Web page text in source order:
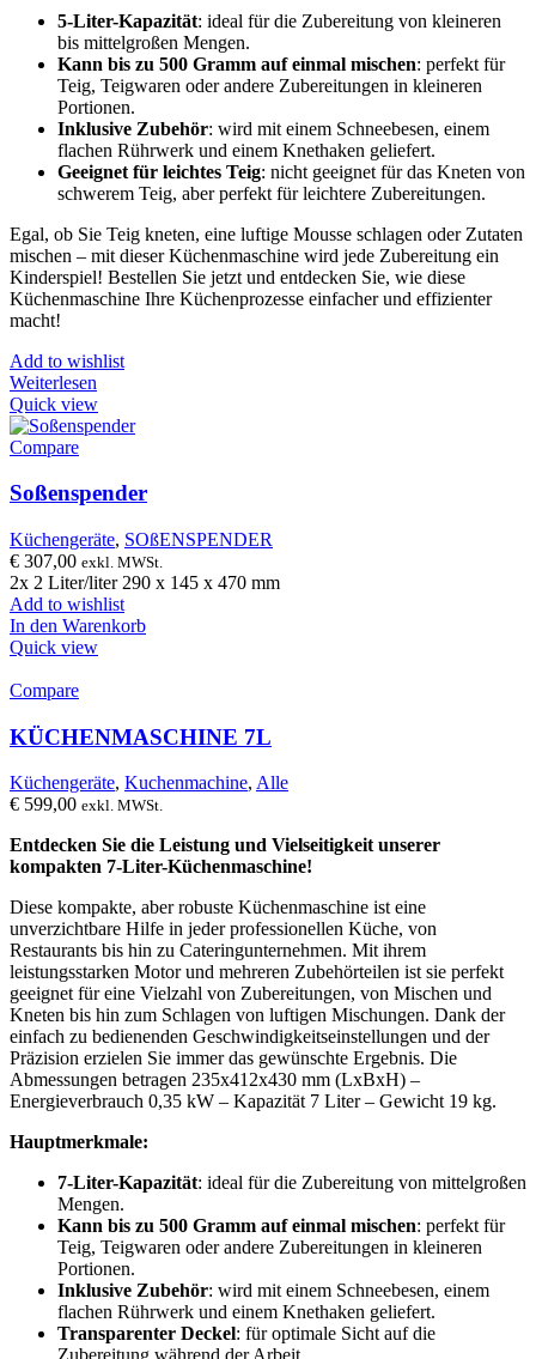
5-Liter-Kapazität: ideal für die Zubereitung von kleineren
bis mittelgroßen Mengen.
Kann bis zu 500 Gramm auf einmal mischen: perfekt für
Teig, Teigwaren oder andere Zubereitungen in kleineren
Portionen.
Inklusive Zubehör: wird mit einem Schneebesen, einem
flachen Rührwerk und einem Knethaken geliefert.
Geeignet für leichtes Teig: nicht geeignet für das Kneten von
schwerem Teig, aber perfekt für leichtere Zubereitungen.
Egal, ob Sie Teig kneten, eine luftige Mousse schlagen oder Zutaten
mischen – mit dieser Küchenmaschine wird jede Zubereitung ein
Kinderspiel! Bestellen Sie jetzt und entdecken Sie, wie diese
Küchenmaschine Ihre Küchenprozesse einfacher und effizienter
macht!
Add to wishlist
Weiterlesen
Quick view
Compare
Soßenspender
Küchengeräte, SOßENSPENDER
€ 307,00 exkl. MWSt.
2x 2 Liter/liter 290 x 145 x 470 mm
Add to wishlist
In den Warenkorb
Quick view
Compare
KÜCHENMASCHINE 7L
Küchengeräte, Kuchenmachine, Alle
€ 599,00 exkl. MWSt.
Entdecken Sie die Leistung und Vielseitigkeit unserer
kompakten 7-Liter-Küchenmaschine!
Diese kompakte, aber robuste Küchenmaschine ist eine
unverzichtbare Hilfe in jeder professionellen Küche, von
Restaurants bis hin zu Cateringunternehmen. Mit ihrem
leistungsstarken Motor und mehreren Zubehörteilen ist sie perfekt
geeignet für eine Vielzahl von Zubereitungen, von Mischen und
Kneten bis hin zum Schlagen von luftigen Mischungen. Dank der
einfach zu bedienenden Geschwindigkeitseinstellungen und der
Präzision erzielen Sie immer das gewünschte Ergebnis. Die
Abmessungen betragen 235x412x430 mm (LxBxH) –
Energieverbrauch 0,35 kW – Kapazität 7 Liter – Gewicht 19 kg.
Hauptmerkmale:
7-Liter-Kapazität: ideal für die Zubereitung von mittelgroßen
Mengen.
Kann bis zu 500 Gramm auf einmal mischen: perfekt für
Teig, Teigwaren oder andere Zubereitungen in kleineren
Portionen.
Inklusive Zubehör: wird mit einem Schneebesen, einem
flachen Rührwerk und einem Knethaken geliefert.
Transparenter Deckel: für optimale Sicht auf die